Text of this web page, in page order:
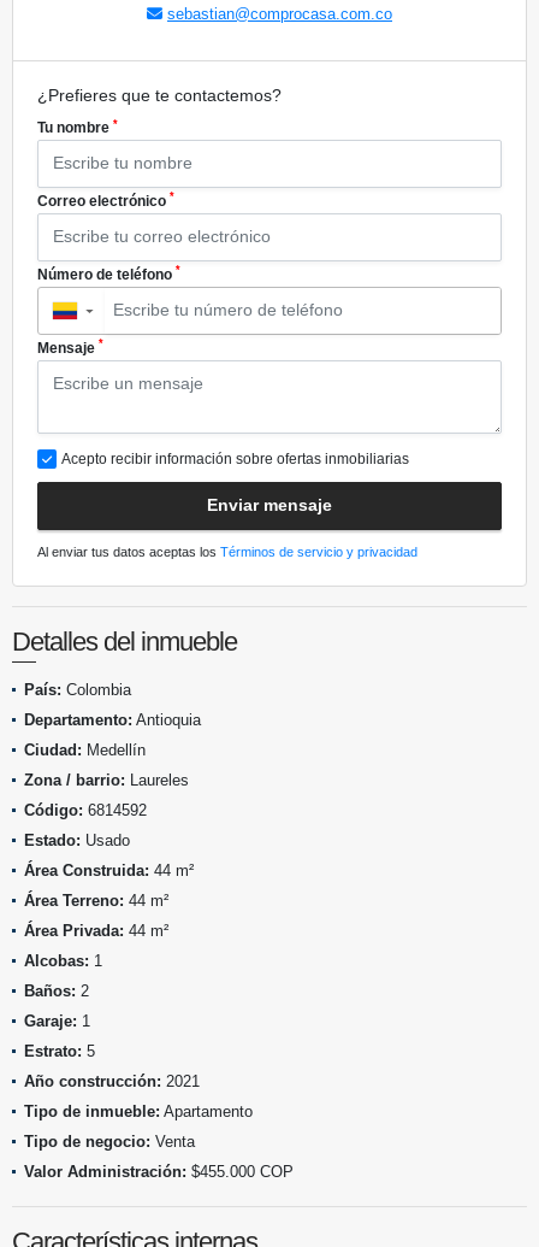
sebastian@comprocasa.com.co
¿Prefieres que te contactemos?
Tu nombre *
Correo electrónico *
Número de teléfono *
▼
Mensaje *
Acepto recibir información sobre ofertas inmobiliarias
Enviar mensaje
Al enviar tus datos aceptas los Términos de servicio y privacidad
Detalles del inmueble
País: Colombia
Departamento: Antioquia
Ciudad: Medellín
Zona / barrio: Laureles
Código: 6814592
Estado: Usado
Área Construida: 44 m²
Área Terreno: 44 m²
Área Privada: 44 m²
Alcobas: 1
Baños: 2
Garaje: 1
Estrato: 5
Año construcción: 2021
Tipo de inmueble: Apartamento
Tipo de negocio: Venta
Valor Administración: $455.000 COP